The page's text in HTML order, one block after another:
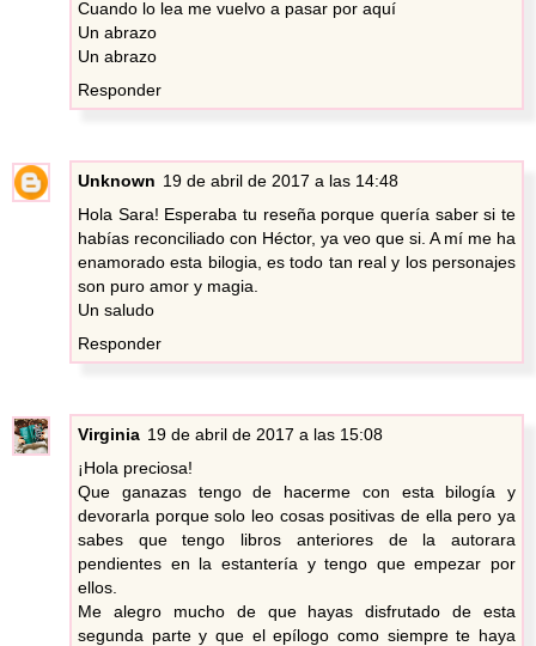
Cuando lo lea me vuelvo a pasar por aquí
Un abrazo
Un abrazo
Responder
Unknown 19 de abril de 2017 a las 14:48
Hola Sara! Esperaba tu reseña porque quería saber si te
habías reconciliado con Héctor, ya veo que si. A mí me ha
enamorado esta bilogia, es todo tan real y los personajes
son puro amor y magia.
Un saludo
Responder
Virginia 19 de abril de 2017 a las 15:08
¡Hola preciosa!
Que ganazas tengo de hacerme con esta bilogía y
devorarla porque solo leo cosas positivas de ella pero ya
sabes que tengo libros anteriores de la autorara
pendientes en la estantería y tengo que empezar por
ellos.
Me alegro mucho de que hayas disfrutado de esta
segunda parte y que el epílogo como siempre te haya